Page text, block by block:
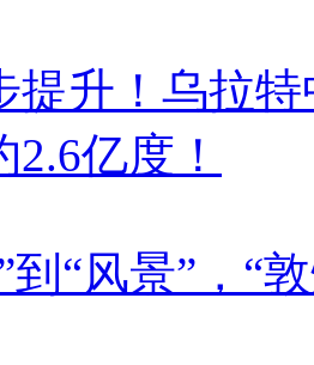
提升！乌拉
亿度！
到“风景”，“